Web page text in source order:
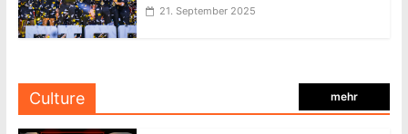
21. September 2025
Culture mehr